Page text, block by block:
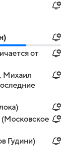
от
Михаил
(Московское
Гудини)